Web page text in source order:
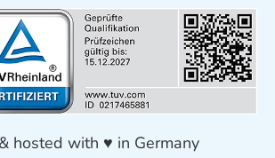
hosted with ♥ in Germany